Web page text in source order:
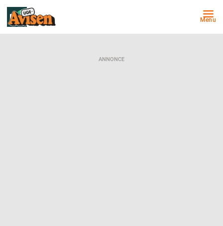
Menu
ANNONCE